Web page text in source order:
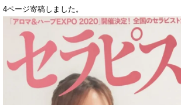
4ページ寄稿しました。